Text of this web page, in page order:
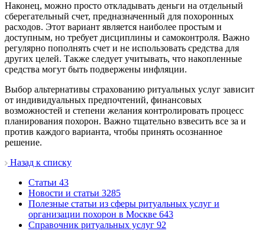
Наконец, можно просто откладывать деньги на отдельный
сберегательный счет, предназначенный для похоронных
расходов. Этот вариант является наиболее простым и
доступным, но требует дисциплины и самоконтроля. Важно
регулярно пополнять счет и не использовать средства для
других целей. Также следует учитывать, что накопленные
средства могут быть подвержены инфляции.
Выбор альтернативы страхованию ритуальных услуг зависит
от индивидуальных предпочтений, финансовых
возможностей и степени желания контролировать процесс
планирования похорон. Важно тщательно взвесить все за и
против каждого варианта, чтобы принять осознанное
решение.
Назад к списку
Cтатьи 43
Новости и статьи 3285
Полезные статьи из сферы ритуальных услуг и
организации похорон в Москве 643
Справочник ритуальных услуг 92